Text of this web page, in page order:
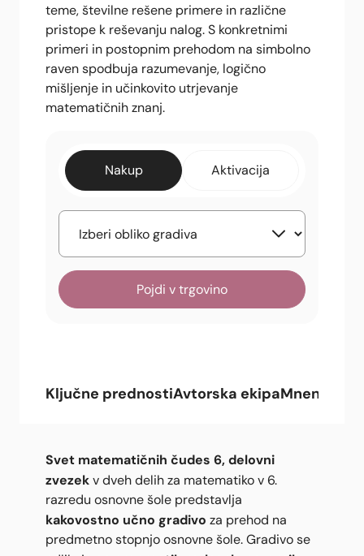
teme, številne rešene primere in različne
pristope k reševanju nalog. S konkretnimi
primeri in postopnim prehodom na simbolno
raven spodbuja razumevanje, logično
mišljenje in učinkovito utrjevanje
matematičnih znanj.
Nakup Aktivacija
Pojdi v trgovino
Ključne prednostiAvtorska ekipaMnenja
Svet matematičnih čudes 6, delovni
zvezek v dveh delih za matematiko v 6.
razredu osnovne šole predstavlja
kakovostno učno gradivo za prehod na
predmetno stopnjo osnovne šole. Gradivo se